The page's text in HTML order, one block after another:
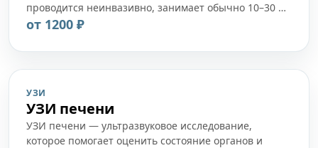
проводится неинвазивно, занимает обычно 10–30 …
от 1200 ₽
УЗИ
УЗИ печени
УЗИ печени — ультразвуковое исследование,
которое помогает оценить состояние органов и